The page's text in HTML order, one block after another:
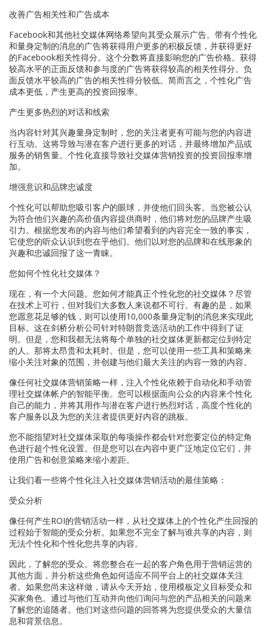
改善广告相关性和广告成本
Facebook和其他社交媒体网络希望向其受众展示广告。带有个性化
和量身定制的消息的广告将获得用户更多的积极反馈，并获得更好
的Facebook相关性得分。这个分数将直接影响您的广告价格。获得
较高水平的正面反馈和参与度的广告将获得较高的相关性得分。负
面反馈水平较高的广告的相关性得分较低。简而言之，个性化广告
成本更低，产生更高的投资回报率。
产生更多热烈的对话和线索
当内容针对其兴趣量身定制时，您的关注者更有可能与您的内容进
行互动。这将导致与潜在客户进行更多的对话，并最终增加产品或
服务的销售量。个性化直接导致社交媒体营销投资的投资回报率增
加。
增强意识和品牌忠诚度
个性化可以帮助您吸引客户的眼球，并使他们回头客。当您被公认
为符合他们兴趣的高价值内容提供商时，他们将对您的品牌产生吸
引力。根据您发布的内容与他们希望看到的内容完全一致的事实，
它使您的听众认识到您在乎他们。他们以对您的品牌和在线形象的
兴趣和忠诚回报了这一青睐。
您如何个性化社交媒体？
现在，有一个大问题。您如何才能真正个性化您的社交媒体？尽管
在技术上可行，但对我们大多数人来说都不可行。有趣的是，如果
您愿意花足够的钱，则可以使用10,000条量身定制的消息来实现此
目标。这在剑桥分析公司针对特朗普竞选活动的工作中得到了证
明。但是，您和我都无法将每个单独的社交媒体更新都定位到特定
的人。那将太昂贵和太耗时。但是，您可以使用一些工具和策略来
缩小关注对象的范围，并创建与他们最大关注的内容一致的内容。
像任何社交媒体营销策略一样，注入个性化依赖于自动化和手动管
理社交媒体帐户的智能平衡。您可以根据面向公众的内容来个性化
自己的能力，并将其用作与潜在客户进行热烈对话，高度个性化的
客户服务以及为您的关注者提供更好内容的跳板。
您不能指望对社交媒体采取的每项操作都会针对您要定位的特定角
色进行超个性化设置。但是您可以在内容中更广泛地定位它们，并
使用广告和创意策略来缩小差距。
让我们看一些将个性化注入社交媒体营销活动的最佳策略：
受众分析
像任何产生ROI的营销活动一样，从社交媒体上的个性化产生回报的
过程始于智能的受众分析。如果您不完全了解与谁共享的内容，则
无法个性化和个性化您共享的内容。
因此，了解您的受众。将您整合在一起的客户角色用于营销运营的
其他方面，并分析这些角色如何适应不同平台上的社交媒体关注
者。如果您尚未这样做，请从今天开始，使用模板定义目标受众和
买家角色。通过与他们互动并向他们询问与您的产品相关的问题来
了解您的追随者。他们对这些问题的回答将为您提供受众的大量信
息和背景信息。